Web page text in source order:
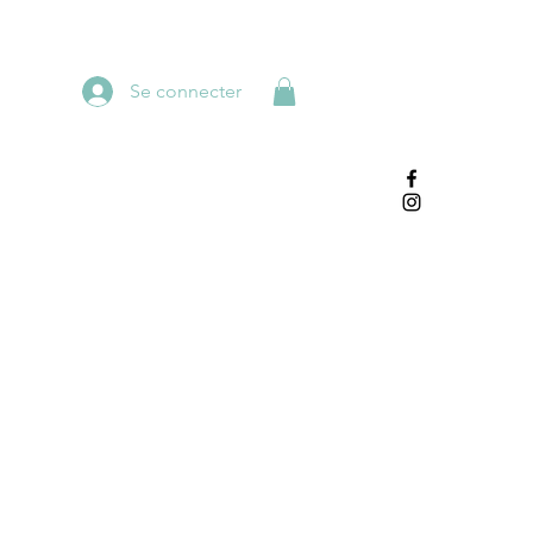
Se connecter